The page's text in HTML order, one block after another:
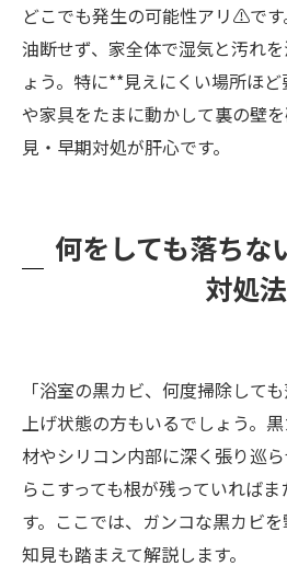
どこでも発生の可能性アリ⚠️で
油断せず、家全体で湿気と汚れ
ょう。特に**見えにくい場所ほ
や家具をたまに動かして裏の壁
見・早期対処が肝心です。
何をしても落ちな
対処法
「浴室の黒カビ、何度掃除して
上げ状態の方もいるでしょう。
材やシリコン内部に深く張り巡
らこすっても根が残っていれば
す。ここでは、ガンコな黒カビ
知見も踏まえて解説します。